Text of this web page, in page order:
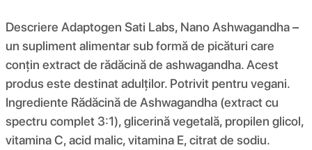
Descriere Adaptogen Sati Labs, Nano Ashwagandha –
un supliment alimentar sub formă de picături care
conțin extract de rădăcină de ashwagandha. Acest
produs este destinat adulților. Potrivit pentru vegani.
Ingrediente Rădăcină de Ashwagandha (extract cu
spectru complet 3:1), glicerină vegetală, propilen glicol,
vitamina C, acid malic, vitamina E, citrat de sodiu.